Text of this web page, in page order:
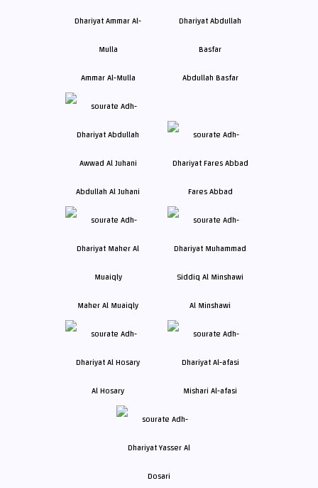
Ammar Al-Mulla Abdullah Basfar
Abdullah Al Juhani Fares Abbad
Maher Al Muaiqly Al Minshawi
Al Hosary Mishari Al-afasi